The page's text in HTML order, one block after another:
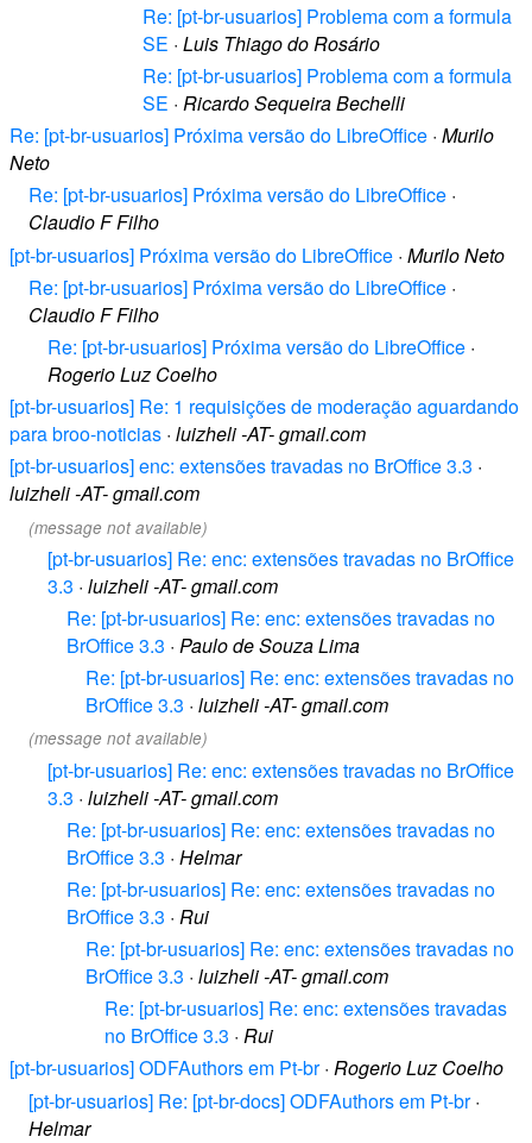
Re: [pt-br-usuarios] Problema com a formula
SE · Luis Thiago do Rosário
Re: [pt-br-usuarios] Problema com a formula
SE · Ricardo Sequeira Bechelli
Re: [pt-br-usuarios] Próxima versão do LibreOffice · Murilo
Neto
Re: [pt-br-usuarios] Próxima versão do LibreOffice ·
Claudio F Filho
[pt-br-usuarios] Próxima versão do LibreOffice · Murilo Neto
Re: [pt-br-usuarios] Próxima versão do LibreOffice ·
Claudio F Filho
Re: [pt-br-usuarios] Próxima versão do LibreOffice ·
Rogerio Luz Coelho
[pt-br-usuarios] Re: 1 requisições de moderação aguardando
para broo-noticias · luizheli -AT- gmail.com
[pt-br-usuarios] enc: extensões travadas no BrOffice 3.3 ·
luizheli -AT- gmail.com
(message not available)
[pt-br-usuarios] Re: enc: extensões travadas no BrOffice
3.3 · luizheli -AT- gmail.com
Re: [pt-br-usuarios] Re: enc: extensões travadas no
BrOffice 3.3 · Paulo de Souza Lima
Re: [pt-br-usuarios] Re: enc: extensões travadas no
BrOffice 3.3 · luizheli -AT- gmail.com
(message not available)
[pt-br-usuarios] Re: enc: extensões travadas no BrOffice
3.3 · luizheli -AT- gmail.com
Re: [pt-br-usuarios] Re: enc: extensões travadas no
BrOffice 3.3 · Helmar
Re: [pt-br-usuarios] Re: enc: extensões travadas no
BrOffice 3.3 · Rui
Re: [pt-br-usuarios] Re: enc: extensões travadas no
BrOffice 3.3 · luizheli -AT- gmail.com
Re: [pt-br-usuarios] Re: enc: extensões travadas
no BrOffice 3.3 · Rui
[pt-br-usuarios] ODFAuthors em Pt-br· Rogerio Luz Coelho
[pt-br-usuarios] Re: [pt-br-docs] ODFAuthors em Pt-br·
Helmar